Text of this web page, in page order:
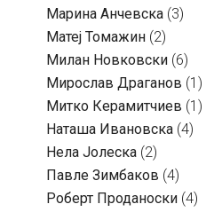
Марина Анчевска (3)
Матеј Томажин (2)
Милан Новковски (6)
Мирослав Драганов (1)
Митко Керамитчиев (1)
Наташа Ивановска (4)
Нела Јолеска (2)
Павле Зимбаков (4)
Роберт Проданоски (4)